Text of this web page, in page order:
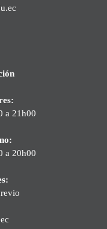
a 21h00
a 20h00